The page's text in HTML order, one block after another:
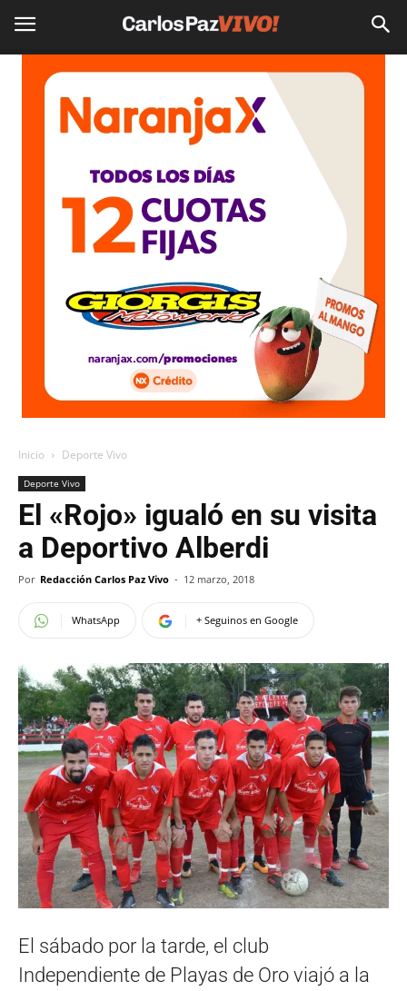
Inicio Deporte Vivo
Deporte Vivo
El «Rojo» igualó en su visita
a Deportivo Alberdi
Por Redacción Carlos Paz Vivo - 12 marzo, 2018
WhatsApp + Seguinos en Google
El sábado por la tarde, el club
Independiente de Playas de Oro viajó a la